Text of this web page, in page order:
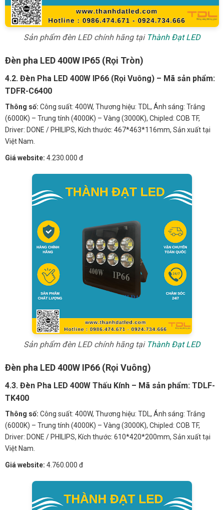
Sản phẩm đèn LED chính hãng tại Thành Đạt LED
Đèn pha LED 400W IP65 (Rọi Tròn)
4.2. Đèn Pha LED 400W IP66 (Rọi Vuông) – Mã sản phẩm:
TDFR-C6400
Thông số: Công suất: 400W, Thương hiệu: TDL, Ánh sáng: Trắng
(6000K) – Trung tính (4000K) – Vàng (3000K), Chipled: COB TF,
Driver: DONE / PHILIPS, Kích thước: 467*463*116mm, Sản xuất tại
Việt Nam.
Giá website: 4.230.000 đ
Sản phẩm đèn LED chính hãng tại Thành Đạt LED
Đèn pha LED 400W IP66 (Rọi Vuông)
4.3. Đèn Pha LED 400W Thấu Kính – Mã sản phẩm: TDLF-
TK400
Thông số: Công suất: 400W, Thương hiệu: TDL, Ánh sáng: Trắng
(6000K) – Trung tính (4000K) – Vàng (3000K), Chipled: COB TF,
Driver: DONE / PHILIPS, Kích thước: 610*420*200mm, Sản xuất tại
Việt Nam.
Giá website: 4.760.000 đ